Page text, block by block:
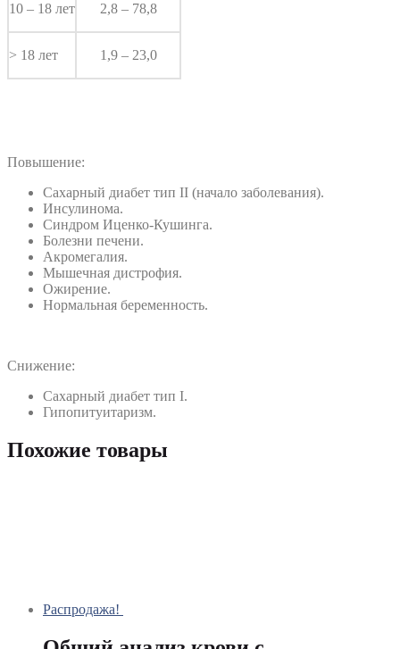
10 – 18 лет 2,8 – 78,8
> 18 лет 1,9 – 23,0
Повышение:
Сахарный диабет тип II (начало заболевания).
Инсулинома.
Синдром Иценко-Кушинга.
Болезни печени.
Акромегалия.
Мышечная дистрофия.
Ожирение.
Нормальная беременность.
Снижение:
Сахарный диабет тип I.
Гипопитуитаризм.
Похожие товары
Распродажа!